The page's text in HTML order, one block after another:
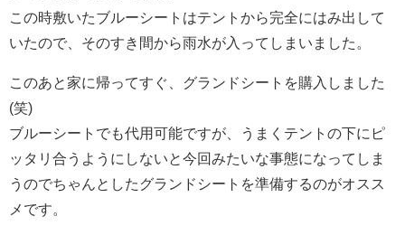
この時敷いたブルーシートはテントから完全にはみ出して
いたので、そのすき間から雨水が入ってしまいました。
このあと家に帰ってすぐ、グランドシートを購入しました
(笑)
ブルーシートでも代用可能ですが、うまくテントの下にピ
ッタリ合うようにしないと今回みたいな事態になってしま
うのでちゃんとしたグランドシートを準備するのがオスス
メです。